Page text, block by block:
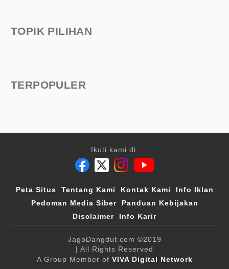
TOPIK PILIHAN
TERPOPULER
Ikuti kami di:
Peta Situs Tentang Kami Kontak Kami
Info Iklan
Pedoman Media Siber
Panduan Kebijakan
Disclaimer
Info Karir
JagoDangdut.com ©2019
| All Rights Reserved
A Group Member of VIVA Digital Network